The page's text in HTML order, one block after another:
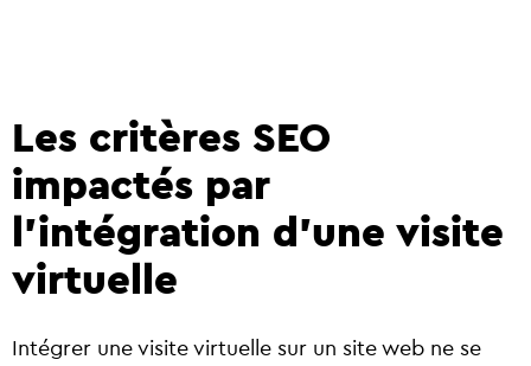
Les critères SEO
impactés par
l'intégration d'une visite
virtuelle
Intégrer une visite virtuelle sur un site web ne se